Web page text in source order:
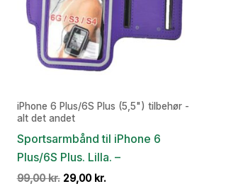
iPhone 6 Plus/6S Plus (5,5") tilbehør -
alt det andet
Sportsarmbånd til iPhone 6
Plus/6S Plus. Lilla. –
99,00kr. Den
29,00 kr.Den